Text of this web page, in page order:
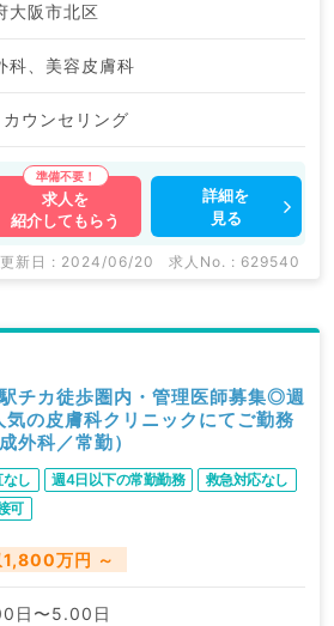
大阪市北区
科、美容皮膚科
ウンセリング
求人を
紹介してもらう
詳細を
見る
新日 : 2024/06/20 求人No. : 629540
駅チカ徒歩圏内・管理医師募集◎週
の皮膚科クリニックにてご勤務
外科／常勤）
なし 週4日以下の常勤勤務
救急対応なし
可
1,800万円 ～
日〜5.00日